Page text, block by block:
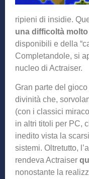
ripieni di insidie.
una difficoltà
disponibili e della
Completandole, si
nucleo di Actraiser.
Gran parte del
divinità che,
(con i classici
in altri titoli per PC,
inedito vista la
sistemi. Oltretutto,
rendeva Actraiser
nonostante la